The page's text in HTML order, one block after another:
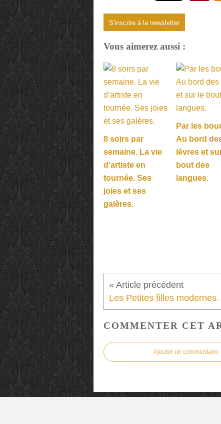
S'inscrire à la newsletter
Vous aimerez aussi :
8 soirs par
semaine. La vie
d’artiste en
tournée. Ses
joies et ses
galères.
Par les
Au bord
lèvres et
bout des
langues.
COMMENTER CET
Ajouter un commentaire